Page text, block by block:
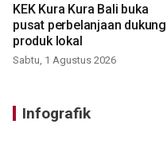
KEK Kura Kura Bali buka
pusat perbelanjaan dukung
produk lokal
Sabtu, 1 Agustus 2026
Infografik